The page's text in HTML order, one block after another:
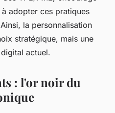
adopter ces pratiques
la personnalisation
stratégique, mais une
actuel.
: l'or noir du